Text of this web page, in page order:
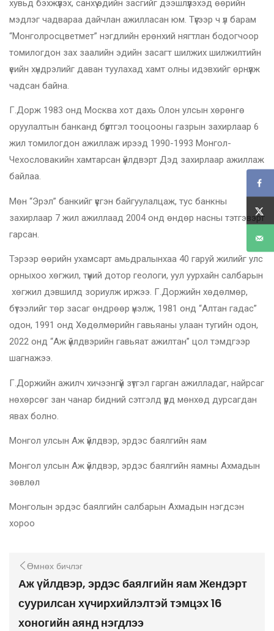
хувьд бэхжүүлэх, санхүү эдийн засгийг дээшлүүлэхэд өөрийн
мэдлэг чадвараа дайчлан ажилласан юм. Түүгээр ч үл барам
“Монголросцветмет” нэгдлийн ерөнхий нягтлан бодогчоор
томилогдон зах заалийн эдийн засагт шилжих шилжилтийн
үеийн хүндрэлийг даван туулахад хамт олны идэвхийг өрнүүлж
чадсан байна.
Г.Дорж 1983 онд Москва хот дахь Олон улсын хөрөнгө
оруулалтын банканд бүртгэл тооцооны газрын захирлаар 6
жил томилогдон ажиллаж ирээд 1990-1993 Монгол-
Чехословакийн хамтарсан үйлдвэрт Дэд захирлаар ажиллаж
байлаа.
Мөн “Эрэл” банкийг үүсгэн байгуулалцаж, тус банкны
захирлаар 7 жил ажиллаад 2004 онд өндөр насны тэтгэвэрт
гарсан.
Тэрээр өөрийн ухамсарт амьдралынхаа 40 гаруй жилийг улс
орныхоо хөгжил, түүний дотор геологи, уул уурхайн салбарын
хөгжил дэвшилд зориулж иржээ. Г.Доржийн хөдөлмөр,
бүтээлийг төр засаг өндрөөр үнэлж, 1981 онд “Алтан гадас”
одон, 1991 онд Хөдөлмөрийн гавьяаны улаан тугийн одон,
2022 онд “Аж үйлдвэрийн гавьяат ажилтан” цол тэмдгээр
шагнажээ.
Г.Доржийн ажилч хичээнгүй зүтгэл гарган ажилладаг, найрсаг
нөхөрсөг зан чанар бидний сэтгэлд үүрд мөнхөд дурсагдан
явах болно.
Монгол улсын Аж үйлдвэр, эрдэс баялгийн яам
Монгол улсын Аж үйлдвэр, эрдэс баялгийн яамны Ахмадын
зөвлөл
Монголын эрдэс баялгийн салбарын Ахмадын нэгдсэн
хороо
Өмнөх бичлэг
Аж үйлдвэр, эрдэс баялгийн яам Жендэрт
суурилсан хүчирхийлэлтэй тэмцэх 16
хоногийн аянд нэгдлээ